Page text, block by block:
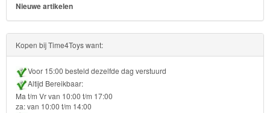
Planes
Sofia
het
prinsesje
Barbie
Nieuwe artikelen
Kopen bij Time4Toys want:
Voor 15:00 besteld dezelfde dag verstuurd
Altijd Bereikbaar:
Ma t/m Vr van 10:00 t/m 17:00
za: van 10:00 t/m 14:00